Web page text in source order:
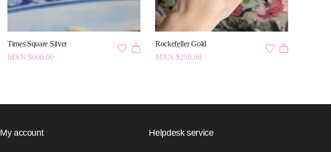
Times Square Silver
MXN $600.00
Rockefeller Gold
MXN $250.00
My account Helpdesk service